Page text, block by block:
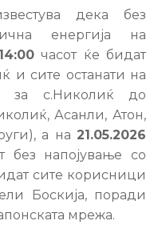
дека без
енергија на
часот ќе бидaт
и сите останати на
за с.Николиќ до
Асанли, Атон,
а на 21.05.2026
без напојување со
сите корисници
Боскија, поради
мрежа.